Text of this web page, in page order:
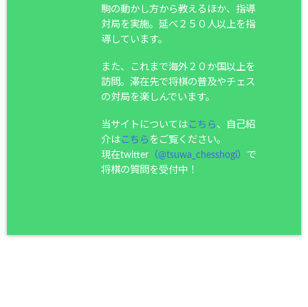
駒の動かし方から教えるほか、指導
対局を実施。延べ２５０人以上を指
導しています。
また、これまで海外２０か国以上を
訪問。滞在先で将棋の普及やチェス
の対局を楽しんでいます。
当サイトについてはこちら 、自己紹
介はこちら をご覧ください。
現在twitter（@tsuwa_chesshogi） で
将棋の質問を受付中！